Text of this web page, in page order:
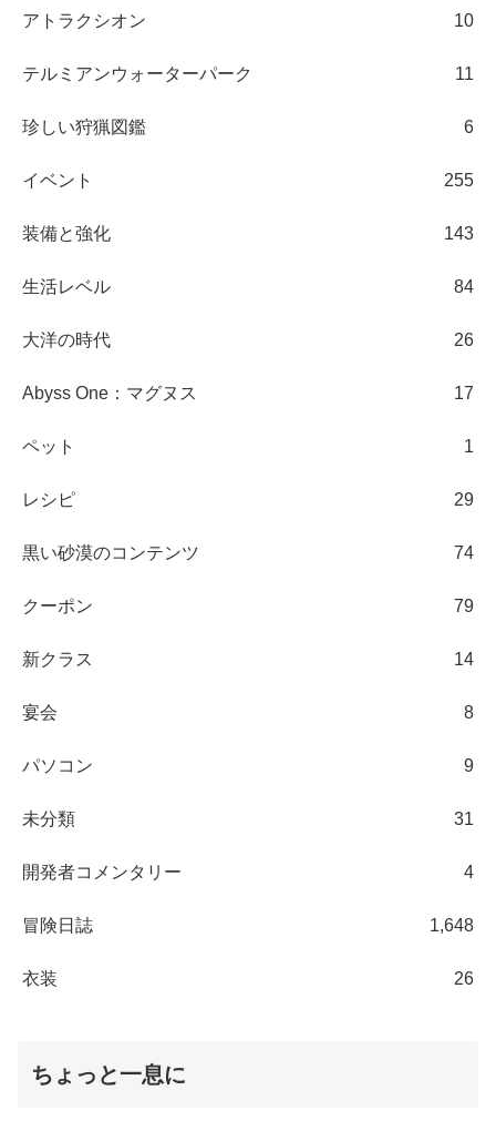
アトラクシオン 10
テルミアンウォーターパーク 11
珍しい狩猟図鑑 6
イベント 255
装備と強化 143
生活レベル 84
大洋の時代 26
Abyss One：マグヌス 17
ペット 1
レシピ 29
黒い砂漠のコンテンツ 74
クーポン 79
新クラス 14
宴会 8
パソコン 9
未分類 31
開発者コメンタリー 4
冒険日誌 1,648
衣装 26
ちょっと一息に